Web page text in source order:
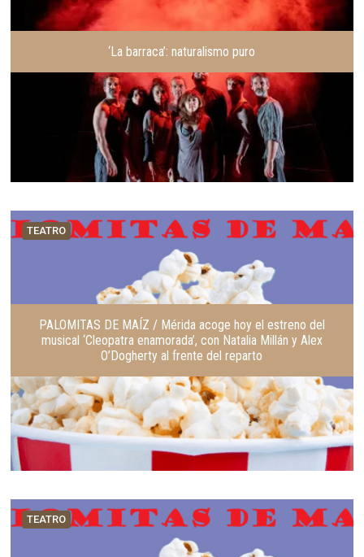
‘La barraca’: naturalismo puro
TEATRO
PALOMITAS DE MAÍZ / Mérida acoge hoy el estreno del
musical ‘Cleopatra enamorada’, con Natalia Millán y Alex
O’Dogherty al frente del reparto
TEATRO